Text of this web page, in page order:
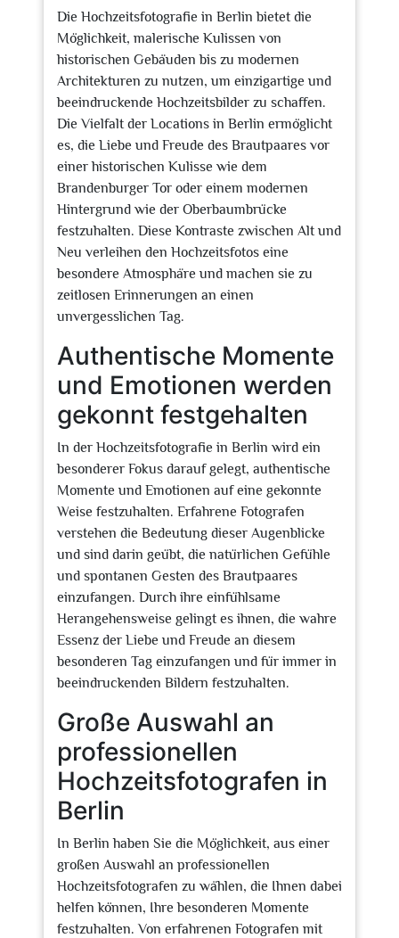
Die Hochzeitsfotografie in Berlin bietet die
Möglichkeit, malerische Kulissen von
historischen Gebäuden bis zu modernen
Architekturen zu nutzen, um einzigartige und
beeindruckende Hochzeitsbilder zu schaffen.
Die Vielfalt der Locations in Berlin ermöglicht
es, die Liebe und Freude des Brautpaares vor
einer historischen Kulisse wie dem
Brandenburger Tor oder einem modernen
Hintergrund wie der Oberbaumbrücke
festzuhalten. Diese Kontraste zwischen Alt und
Neu verleihen den Hochzeitsfotos eine
besondere Atmosphäre und machen sie zu
zeitlosen Erinnerungen an einen
unvergesslichen Tag.
Authentische Momente
und Emotionen werden
gekonnt festgehalten
In der Hochzeitsfotografie in Berlin wird ein
besonderer Fokus darauf gelegt, authentische
Momente und Emotionen auf eine gekonnte
Weise festzuhalten. Erfahrene Fotografen
verstehen die Bedeutung dieser Augenblicke
und sind darin geübt, die natürlichen Gefühle
und spontanen Gesten des Brautpaares
einzufangen. Durch ihre einfühlsame
Herangehensweise gelingt es ihnen, die wahre
Essenz der Liebe und Freude an diesem
besonderen Tag einzufangen und für immer in
beeindruckenden Bildern festzuhalten.
Große Auswahl an
professionellen
Hochzeitsfotografen in
Berlin
In Berlin haben Sie die Möglichkeit, aus einer
großen Auswahl an professionellen
Hochzeitsfotografen zu wählen, die Ihnen dabei
helfen können, Ihre besonderen Momente
festzuhalten. Von erfahrenen Fotografen mit